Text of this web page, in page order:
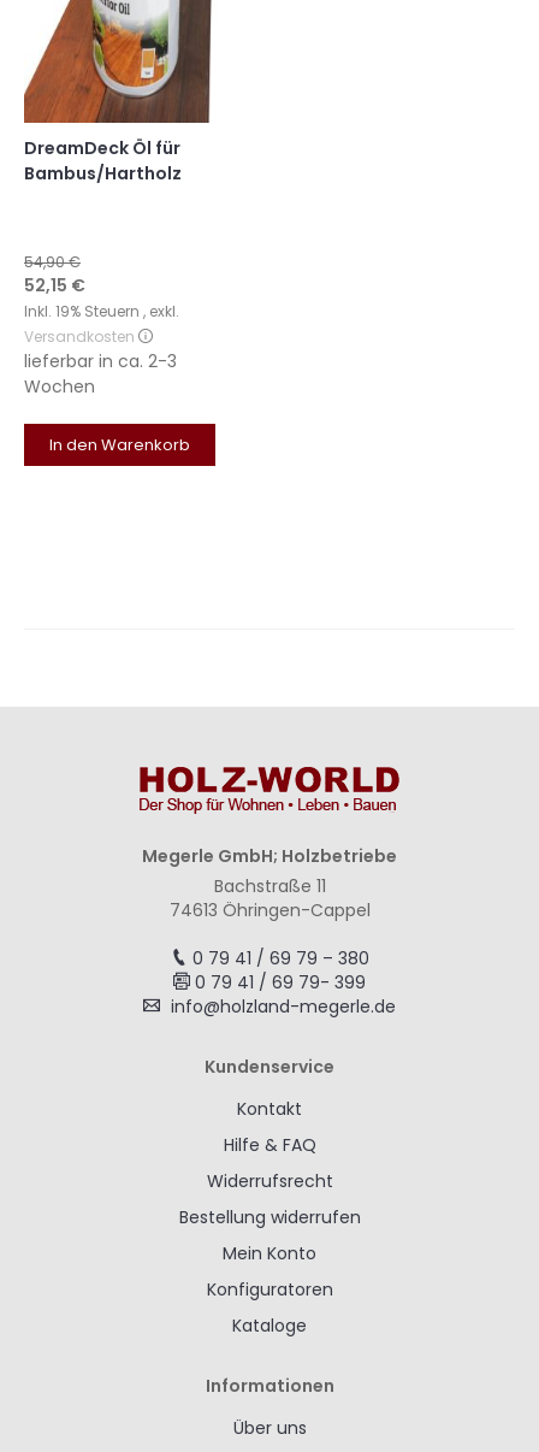
DreamDeck Öl für
Bambus/Hartholz
54,90 €
Sonderangebot
52,15 €
Inkl. 19% Steuern , exkl.
Versandkosten
lieferbar in ca. 2-3
Wochen
In den Warenkorb
Megerle GmbH; Holzbetriebe
Bachstraße 11
74613 Öhringen-Cappel
0 79 41 / 69 79 – 380
0 79 41 / 69 79- 399
info@holzland-megerle.de
Kundenservice
Kontakt
Hilfe & FAQ
Widerrufsrecht
Bestellung widerrufen
Mein Konto
Konfiguratoren
Kataloge
Informationen
Über uns